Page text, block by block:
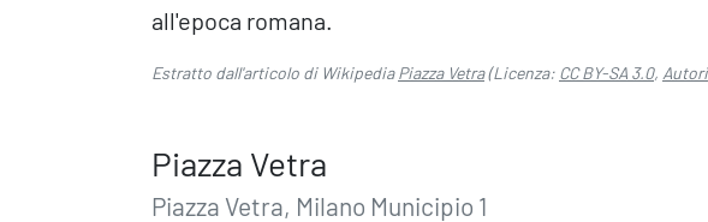
all'epoca romana.
Estratto dall'articolo di WikipediaPiazza Vetra(Licenza: CC BY-SA 3.0, Autori
Piazza Vetra
Piazza Vetra, Milano Municipio 1